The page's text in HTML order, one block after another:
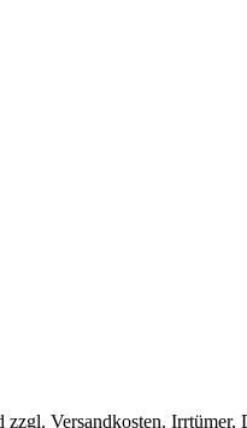
Versandkosten. Irrtümer,